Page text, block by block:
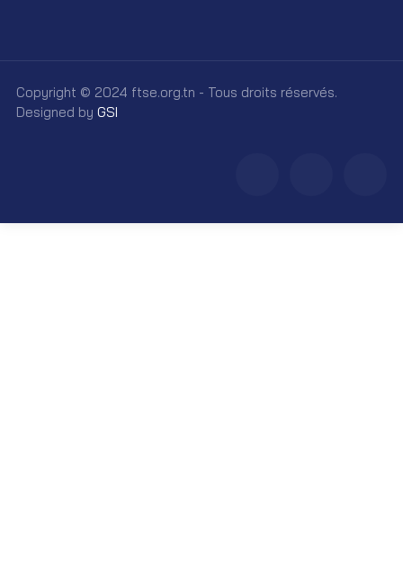
Copyright © 2024 ftse.org.tn - Tous droits réservés.
Designed by GSI